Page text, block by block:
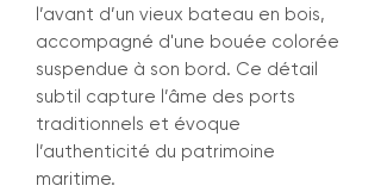
l’avant d’un vieux bateau en bois,
accompagné d'une bouée colorée
suspendue à son bord. Ce détail
subtil capture l’âme des ports
traditionnels et évoque
l’authenticité du patrimoine
maritime.